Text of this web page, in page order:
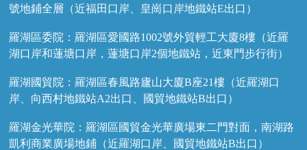
號地鋪全層（近福田口岸、皇崗口岸地鐵站E出口）
羅湖區委院：羅湖區愛國路1002號外貿輕工大廈8樓（近羅
湖口岸和蓮塘口岸，蓮塘口岸2個地鐵站，近東門步行街）
羅湖國貿院：羅湖區春風路廬山大廈B座21樓（近羅湖口
岸、向西村地鐵站A2出口、國貿地鐵站B出口）
羅湖金光華院：羅湖區國貿金光華廣場東二門對面，南湖路
凱利商業廣場地鋪（近羅湖口岸、國貿地鐵站B出口）